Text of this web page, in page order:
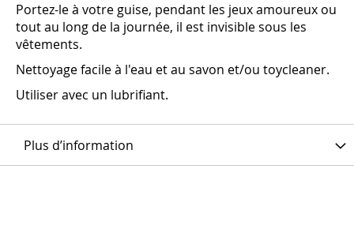
Portez-le à votre guise, pendant les jeux amoureux ou
tout au long de la journée, il est invisible sous les
vêtements.
Nettoyage facile à l'eau et au savon et/ou toycleaner.
Utiliser avec un lubrifiant.
Plus d’information